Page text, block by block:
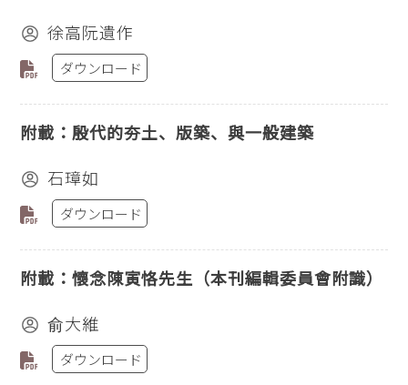
徐高阮遺作
ダウンロード
附載：殷代的夯土、版築、與一般建築
石璋如
ダウンロード
附載：懷念陳寅恪先生（本刊編輯委員會附識）
俞大維
ダウンロード